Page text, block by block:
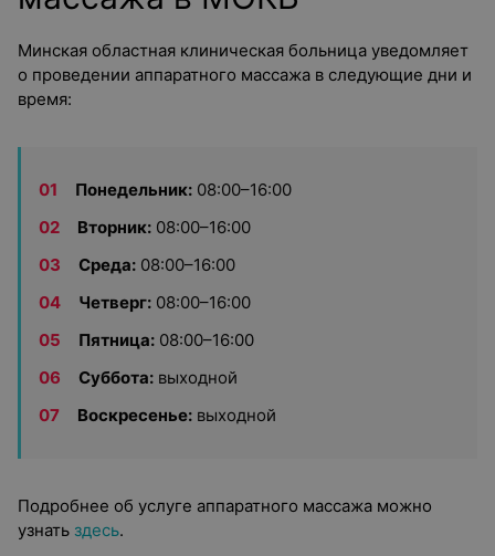
Минская областная клиническая больница уведомляет
о проведении аппаратного массажа в следующие дни и
время:
Понедельник: 08:00–16:00
Вторник: 08:00–16:00
Среда: 08:00–16:00
Четверг: 08:00–16:00
Пятница: 08:00–16:00
Суббота: выходной
Воскресенье: выходной
Подробнее об услуге аппаратного массажа можно
узнать здесь.